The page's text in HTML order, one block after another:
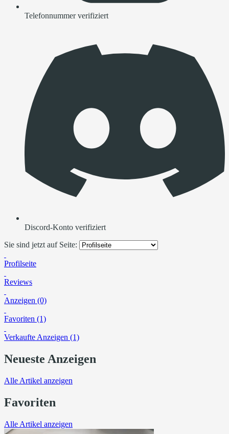
Telefonnummer verifiziert
Discord-Konto verifiziert
Sie sind jetzt auf Seite:
Profilseite
Reviews
Anzeigen (0)
Favoriten (1)
Verkaufte Anzeigen (1)
Neueste Anzeigen
Alle Artikel anzeigen
Favoriten
Alle Artikel anzeigen